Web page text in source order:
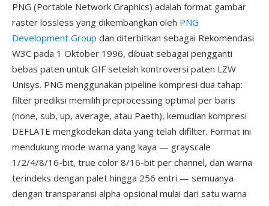
PNG (Portable Network Graphics) adalah format gambar
raster lossless yang dikembangkan oleh PNG
Development Group dan diterbitkan sebagai Rekomendasi
W3C pada 1 Oktober 1996, dibuat sebagai pengganti
bebas paten untuk GIF setelah kontroversi paten LZW
Unisys. PNG menggunakan pipeline kompresi dua tahap:
filter prediksi memilih preprocessing optimal per baris
(none, sub, up, average, atau Paeth), kemudian kompresi
DEFLATE mengkodekan data yang telah difilter. Format ini
mendukung mode warna yang kaya — grayscale
1/2/4/8/16-bit, true color 8/16-bit per channel, dan warna
terindeks dengan palet hingga 256 entri — semuanya
dengan transparansi alpha opsional mulai dari satu warna